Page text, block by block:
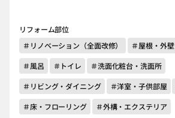
リフォーム部位
＃リノベーション（全面改修）
＃屋根・外壁
＃風呂
＃トイレ
＃洗面化粧台・洗面所
＃リビング・ダイニング
＃洋室・子供部屋
＃床・フローリング
＃外構・エクステリア